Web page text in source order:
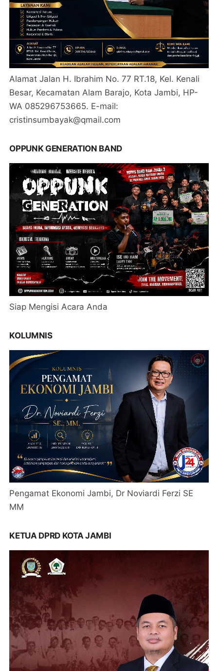
Alamat Jalan H. Ibrahim No. 77 RT.18, Kel. Kenali
Besar, Kecamatan Alam Barajo, Kota Jambi, HP-
WA 085296753665. E-mail:
cristinsumbayak@qmail.com
OPPUNK GENERATION BAND
Siap Mengisi Acara Anda
KOLUMNIS
Pengamat Ekonomi Jambi, Dr Noviardi Ferzi SE
MM
KETUA DPRD KOTA JAMBI